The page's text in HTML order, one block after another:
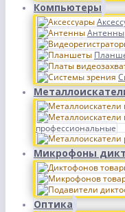
Компьютеры
Антенны
профессиональные
Микрофоны
Оптика